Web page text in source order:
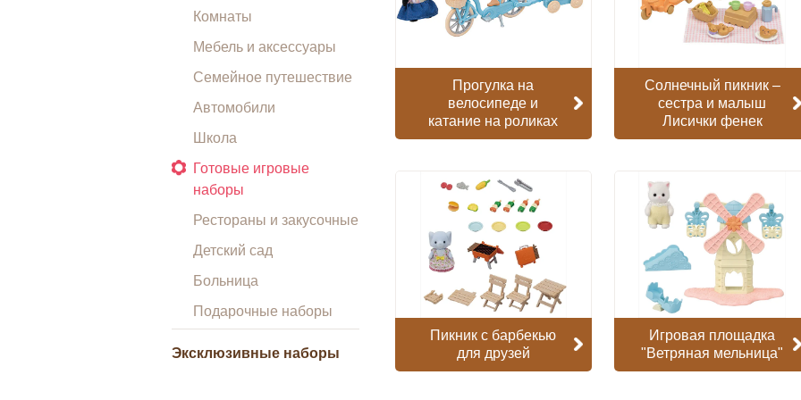
Комнаты
Мебель и аксессуары
Семейное путешествие
Автомобили
Школа
Готовые игровые
наборы
Рестораны и закусочные
Детский сад
Больница
Подарочные наборы
Эксклюзивные наборы
Прогулка на
велосипеде и
катание на роликах
Солнечный пикник –
сестра и малыш
Лисички фенек
Пикник с барбекью
для друзей
Игровая площадка
"Ветряная мельница"